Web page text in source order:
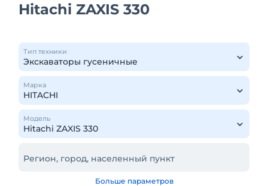
Hitachi ZAXIS 330
Тип техники
Марка
Модель
Регион, город, населенный пункт
Больше параметров